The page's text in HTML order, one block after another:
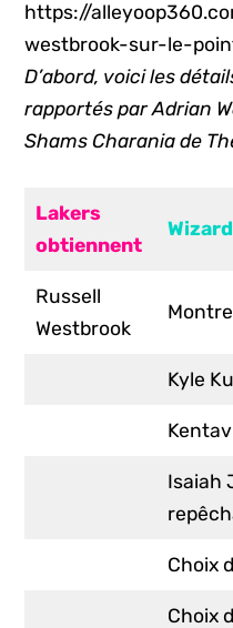
https://
westbrook-sur-le-
D’abord, voici les
rapportés par Adrian
Shams Charania de
Lakers
obtiennent
Russell
Westbrook
Kyle
Isaiah
Choix
Choix